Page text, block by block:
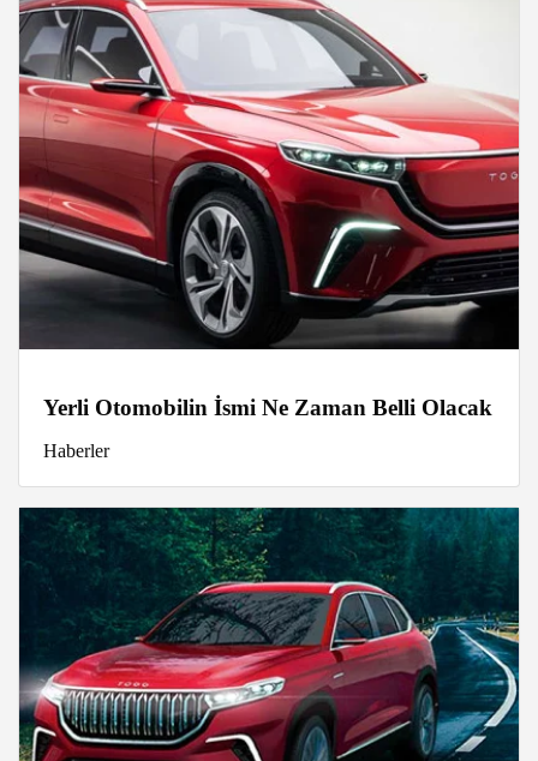
Yerli Otomobilin İsmi Ne Zaman Belli Olacak
Haberler